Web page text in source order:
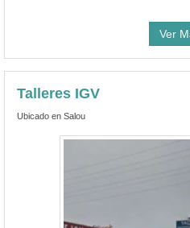
Ver
Talleres IGV
Ubicado en Salou